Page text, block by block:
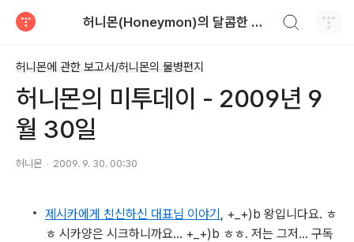
허니몬(Honeymon)의 달콤한 비행
허니몬에 관한 보고서/허니몬의 물병편지
허니몬의 미투데이 - 2009년 9
월 30일
허니몬 2009. 9. 30. 00:30
제시카에게 친신하신 대표님 이야기, +_+)b 왕입니다요. ㅎ
ㅎ 시카양은 시크하니까요… +_+)b ㅎㅎ. 저는 그저… 구독